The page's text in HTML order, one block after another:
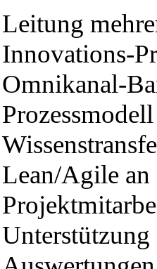
Leitung
Innovations-
Omnikanal-
Prozessmodell
Lean/Agile